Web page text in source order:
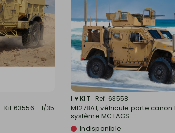
Kit 63556 - 1/35
I ♥ KIT Ref. 63558
M1278A1, véhicule porte
système MCTAGS...
Indisponible